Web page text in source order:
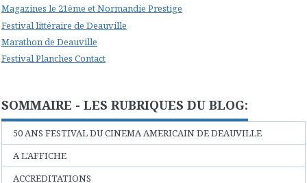
Magazines le 21ème et Normandie Prestige
Festival littéraire de Deauville
Marathon de Deauville
Festival Planches Contact
SOMMAIRE - LES RUBRIQUES DU BLOG:
50 ANS FESTIVAL DU CINEMA AMERICAIN DE DEAUVILLE
A L'AFFICHE
ACCREDITATIONS